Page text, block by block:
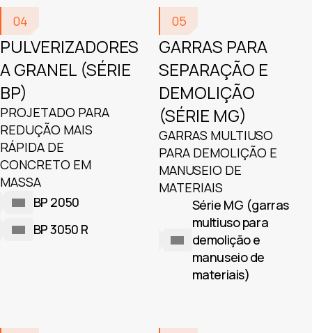
04
PULVERIZADORES
A GRANEL (SÉRIE
BP)
PROJETADO PARA
REDUÇÃO MAIS
RÁPIDA DE
CONCRETO EM
MASSA
BP 2050
BP 3050 R
05
GARRAS PARA
SEPARAÇÃO E
DEMOLIÇÃO
(SÉRIE MG)
GARRAS MULTIUSO
PARA DEMOLIÇÃO E
MANUSEIO DE
MATERIAIS
Série MG (garras
multiuso para
demolição e
manuseio de
materiais)